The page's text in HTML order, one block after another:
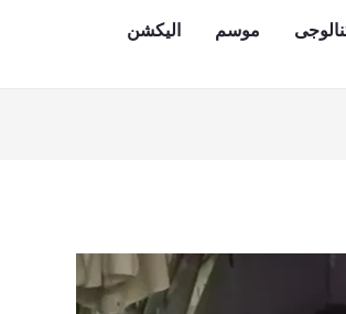
موسم
الیکشن